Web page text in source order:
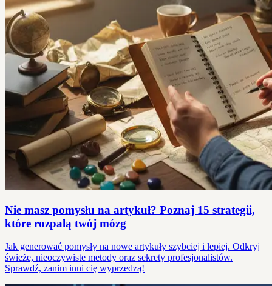
Nie masz pomysłu na artykuł? Poznaj 15 strategii,
które rozpalą twój mózg
Jak generować pomysły na nowe artykuły szybciej i lepiej. Odkryj
świeże, nieoczywiste metody oraz sekrety profesjonalistów.
Sprawdź, zanim inni cię wyprzedzą!